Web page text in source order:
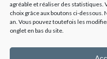
agréable et réaliser des statistiques.
choix grâce aux boutons ci-
an. Vous pouvez toutefois les
onglet en bas du site.
J'accepte la collecte de mes
Voir les